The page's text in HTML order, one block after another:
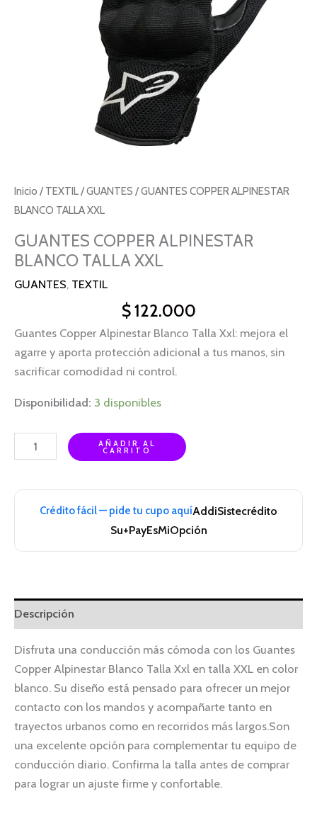
Inicio / TEXTIL/GUANTES / GUANTES COPPER ALPINESTAR
BLANCO TALLA XXL
GUANTES COPPER ALPINESTAR
BLANCO TALLA XXL
GUANTES, TEXTIL
$122.000
Guantes Copper Alpinestar Blanco Talla Xxl: mejora el
agarre y aporta protección adicional a tus manos, sin
sacrificar comodidad ni control.
Disponibilidad: 3 disponibles
AÑADIR AL
CARRITO
Crédito fácil — pide tu cupo aquíAddiSistecrédito
Su+PayEsMiOpción
Descripción
Disfruta una conducción más cómoda con los Guantes
Copper Alpinestar Blanco Talla Xxl en talla XXL en color
blanco. Su diseño está pensado para ofrecer un mejor
contacto con los mandos y acompañarte tanto en
trayectos urbanos como en recorridos más largos.Son
una excelente opción para complementar tu equipo de
conducción diario. Confirma la talla antes de comprar
para lograr un ajuste firme y confortable.